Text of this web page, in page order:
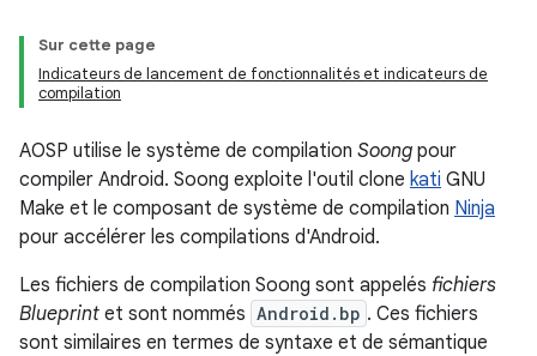
Sur cette page
Indicateurs de lancement de fonctionnalités et indicateurs de
compilation
AOSP utilise le système de compilation Soong pour
compiler Android. Soong exploite l'outil clone kati GNU
Make et le composant de système de compilation Ninja
pour accélérer les compilations d'Android.
Les fichiers de compilation Soong sont appelés fichiers
Blueprint et sont nommés Android.bp . Ces fichiers
sont similaires en termes de syntaxe et de sémantique